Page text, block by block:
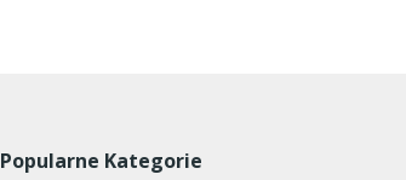
Popularne Kategorie